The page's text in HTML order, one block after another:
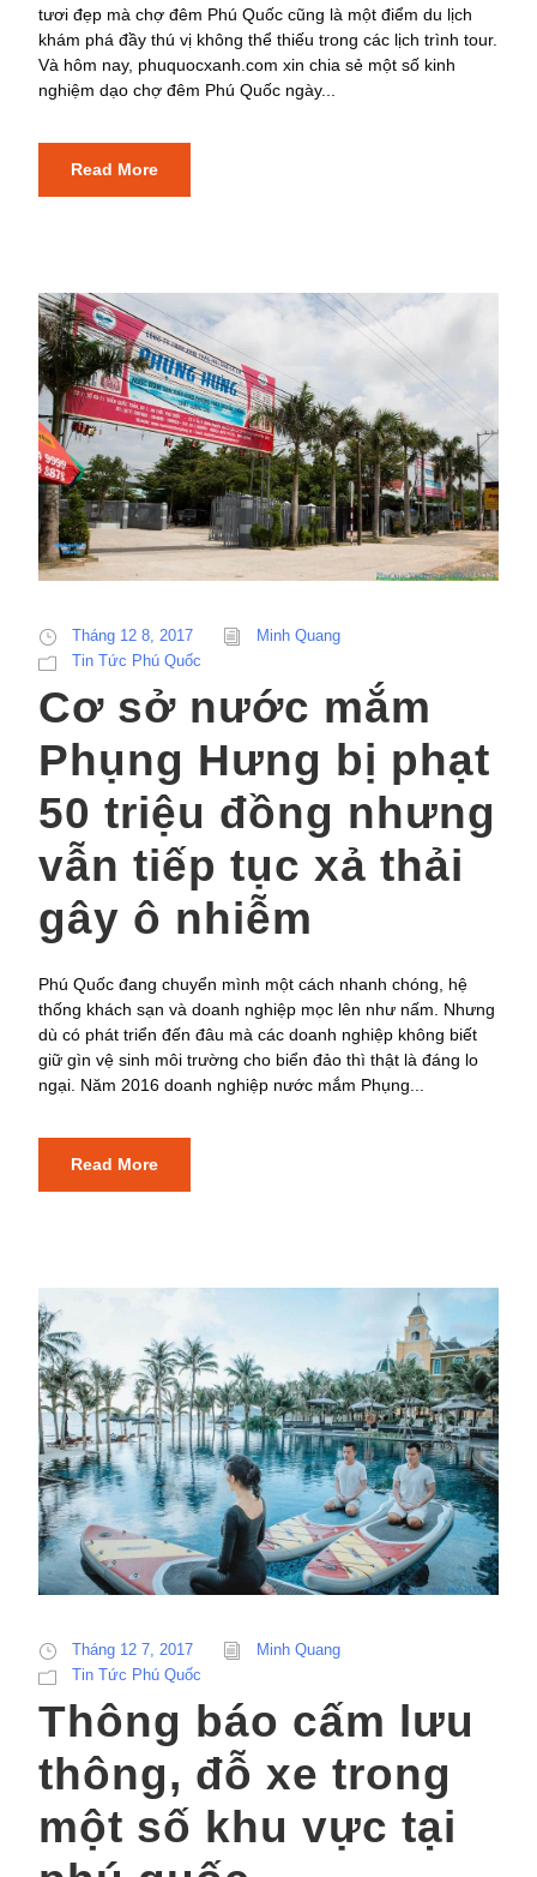
tươi đẹp mà chợ đêm Phú Quốc cũng là một điểm du lịch
khám phá đầy thú vị không thể thiếu trong các lịch trình tour.
Và hôm nay, phuquocxanh.com xin chia sẻ một số kinh
nghiệm dạo chợ đêm Phú Quốc ngày...
Read More
Tháng 12 8, 2017
Minh Quang
Tin Tức Phú Quốc
Cơ sở nước mắm
Phụng Hưng bị phạt
50 triệu đồng nhưng
vẫn tiếp tục xả thải
gây ô nhiễm
Phú Quốc đang chuyển mình một cách nhanh chóng, hệ
thống khách sạn và doanh nghiệp mọc lên như nấm. Nhưng
dù có phát triển đến đâu mà các doanh nghiệp không biết
giữ gìn vệ sinh môi trường cho biển đảo thì thật là đáng lo
ngại. Năm 2016 doanh nghiệp nước mắm Phụng...
Read More
Tháng 12 7, 2017
Minh Quang
Tin Tức Phú Quốc
Thông báo cấm lưu
thông, đỗ xe trong
một số khu vực tại